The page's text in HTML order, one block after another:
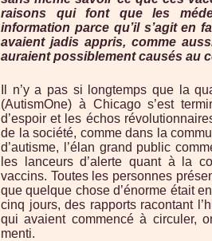
raisons qui font que les
information parce qu’il s’agit en
avaient jadis appris, comme
auraient possiblement causés au
Il n’y a pas si longtemps que la
(AutismOne) à Chicago s’est
d’espoir et les échos
de la société, comme dans la
d’autisme, l’élan grand public
les lanceurs d’alerte quant à la
vaccins. Toutes les personnes
que quelque chose d’énorme était
cinq jours, des rapports racontant
qui avaient commencé à circuler,
menti.